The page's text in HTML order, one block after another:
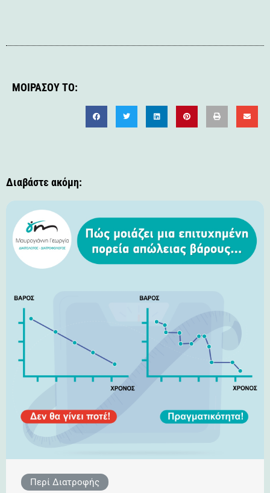
ΜΟΙΡΆΣΟΥ ΤΟ:
Διαβάστε ακόμη:
Περί Διατροφής